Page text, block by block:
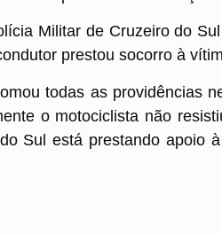
Militar de Cruzeiro do
prestou socorro à
todas as providências
o motociclista não
Sul está prestando apoio